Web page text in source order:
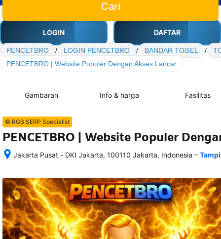
Cari
LOGIN DAFTAR
PENCETBRO / LOGIN PENCETBRO / BANDAR TOGEL /
PENCETBRO | Website Populer Dengan Akses Lancar
Gambaran Info & harga Fasilitas
© RGB SERP Specialist
PENCETBRO | Website Populer
Jakarta Pusat - DKI Jakarta, 100110 Jakarta, Indonesia
semua
rincian
akomodasi
termasuk
nomor
telepon
–